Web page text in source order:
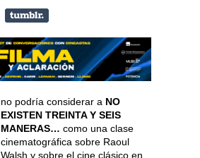
no podría considerar a NO
EXISTEN TREINTA Y SEIS
MANERAS… como una clase
cinematográfica sobre Raoul
Walsh y sobre el cine clásico en